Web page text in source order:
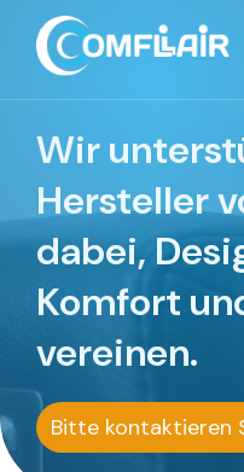
Wir
Hersteller
dabei,
Komfort
vereinen.
Bitte kontaktieren